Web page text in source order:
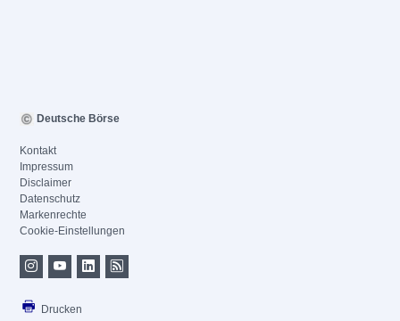
Deutsche Börse
Kontakt
Impressum
Disclaimer
Datenschutz
Markenrechte
Cookie-Einstellungen
Drucken